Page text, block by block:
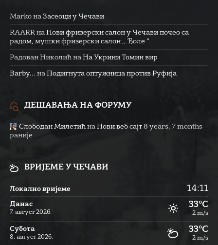
Marko на Засеоци у Чечави
RAARR на Нови фризерски салон у Чечави почео са
радом, мушки фризерски салон ,, Ђоле “
Радован Николић на На Укрини Томин вир
Barby... на Подигнута оптужница против Руфија
ДЕШАВАЊА НА ФОРУМУ
Слободан Милетић на Нови веб сајт 8 years, 7 months
раније
ВРИЈЕМЕ У ЧЕЧАВИ
Локално вријеме 14:11
Данас
7. август 2026.
33°C
2 m/s
Субота
8. август 2026.
33°C
2 m/s